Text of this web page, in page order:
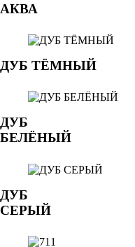
АКВА
ДУБ ТЁМНЫЙ
ДУБ
БЕЛЁНЫЙ
ДУБ
СЕРЫЙ